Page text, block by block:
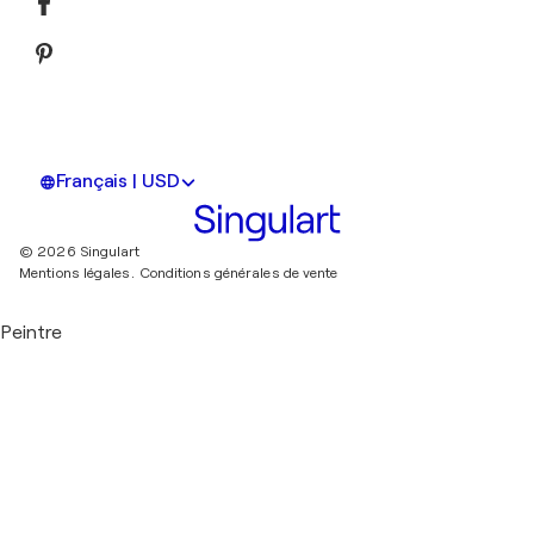
Français | USD
© 2026 Singulart
Mentions légales. Conditions générales de vente
Peintre